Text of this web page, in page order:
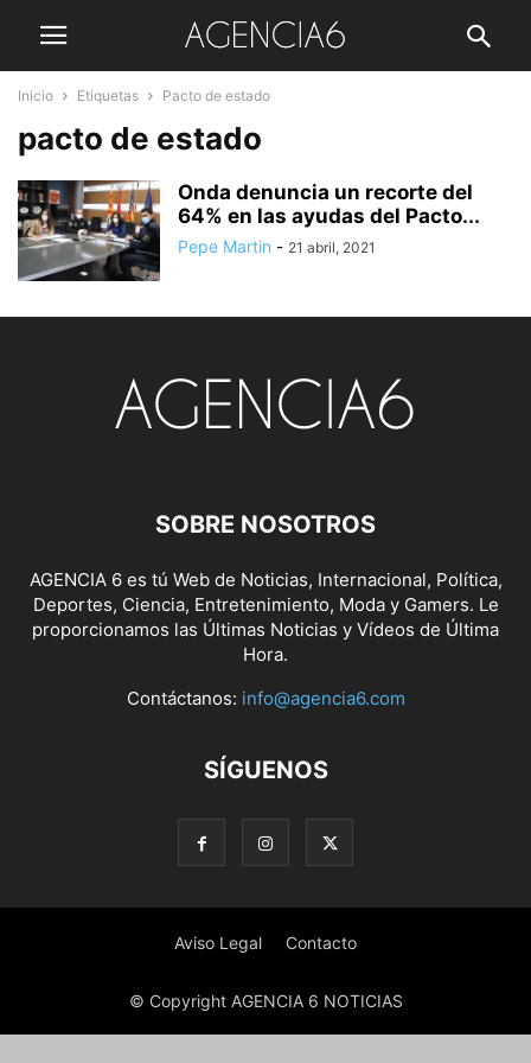
Inicio Etiquetas Pacto de estado
pacto de estado
Onda denuncia un recorte del
64% en las ayudas del Pacto...
Pepe Martin - 21 abril, 2021
SOBRE NOSOTROS
AGENCIA 6 es tú Web de Noticias, Internacional, Política,
Deportes, Ciencia, Entretenimiento, Moda y Gamers. Le
proporcionamos las Últimas Noticias y Vídeos de Última
Hora.
Contáctanos: info@agencia6.com
SÍGUENOS
Aviso Legal Contacto
© Copyright AGENCIA 6 NOTICIAS